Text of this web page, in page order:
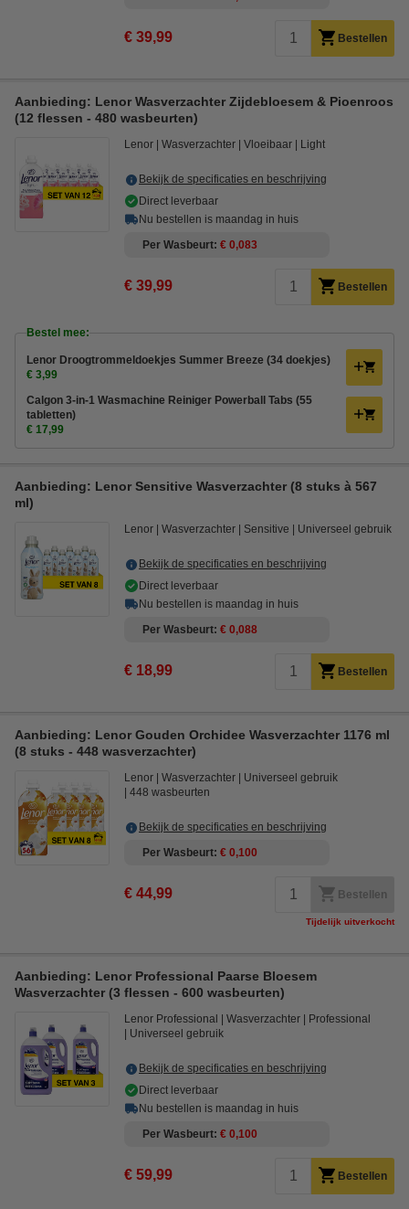
€ 39,99 Bestellen
Aanbieding: Lenor Wasverzachter Zijdebloesem & Pioenroos
(12 flessen - 480 wasbeurten)
Lenor Wasverzachter Vloeibaar Light
Bekijk de specificaties en beschrijving
Direct leverbaar
Nu bestellen is maandag in huis
Per Wasbeurt € 0,083
€ 39,99 Bestellen
Bestel mee:
Lenor Droogtrommeldoekjes Summer Breeze (34 doekjes)
€ 3,99
Calgon 3-in-1 Wasmachine Reiniger Powerball Tabs (55
tabletten)
€ 17,99
Aanbieding: Lenor Sensitive Wasverzachter (8 stuks à 567
ml)
Lenor Wasverzachter Sensitive Universeel gebruik
Bekijk de specificaties en beschrijving
Direct leverbaar
Nu bestellen is maandag in huis
Per Wasbeurt € 0,088
€ 18,99 Bestellen
Aanbieding: Lenor Gouden Orchidee Wasverzachter 1176 ml
(8 stuks - 448 wasverzachter)
Lenor Wasverzachter
Universeel gebruik
448 wasbeurten
Bekijk de specificaties en beschrijving
Per Wasbeurt € 0,100
€ 44,99 Bestellen
Tijdelijk uitverkocht
Aanbieding: Lenor Professional Paarse Bloesem
Wasverzachter (3 flessen - 600 wasbeurten)
Lenor Professional Wasverzachter
Professional
Universeel gebruik
Bekijk de specificaties en beschrijving
Direct leverbaar
Nu bestellen is maandag in huis
Per Wasbeurt € 0,100
€ 59,99 Bestellen